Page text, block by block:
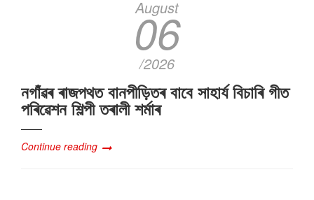
August
06
/2026
নগাঁৱৰ ৰাজপথত বানপীড়িতৰ বাবে সাহাৰ্য বিচাৰি গীত
পৰিৱেশন শিল্পী তৰালী শৰ্মাৰ
Continue reading